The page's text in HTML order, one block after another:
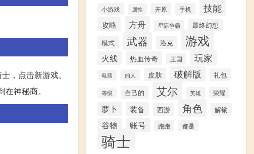
，点击新游戏。
神秘商。
小游戏 属性 开原 手机 技能
攻略 方舟 星际争霸 最终幻想
模式 武器 洛克 游戏
火线 热血传奇 王国 玩家
电脑 的人 皮肤 破解版 礼包
等级 自己的 艾尔 英雄 荣耀
萝卜 装备 西游 角色 解锁
谷物 账号 跑跑 都是
骑士